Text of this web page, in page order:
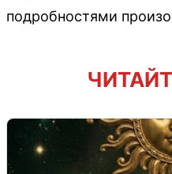
подробностями